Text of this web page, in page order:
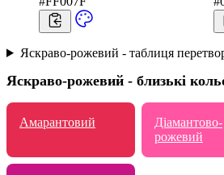
Яскраво-рожевий - таблиця
Яскраво-рожевий - близькі
Амарантовий
Діамантово-
рожевий